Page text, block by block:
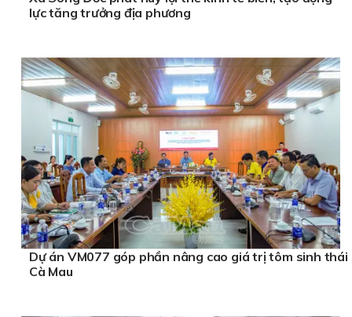
lực tăng trưởng địa phương
Dự án VM077 góp phần nâng cao giá trị tôm sinh thái
Cà Mau